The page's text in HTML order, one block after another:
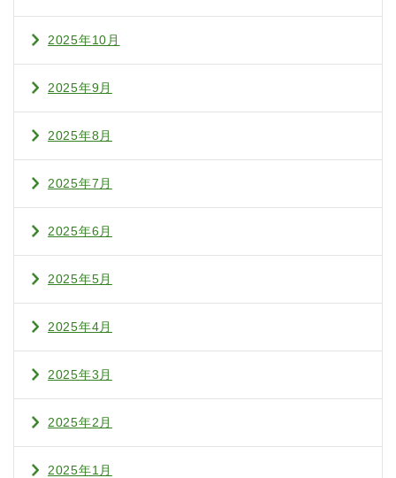
2025年10月
2025年9月
2025年8月
2025年7月
2025年6月
2025年5月
2025年4月
2025年3月
2025年2月
2025年1月